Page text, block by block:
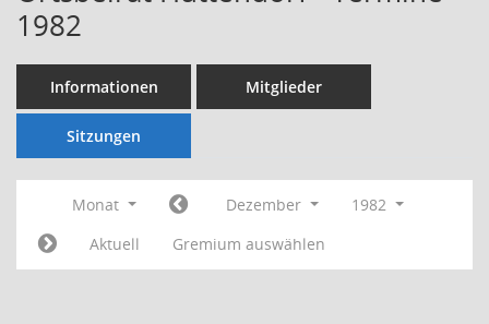
1982
Informationen Mitglieder
Sitzungen
Monat Dezember
1982
Aktuell
Gremium auswählen